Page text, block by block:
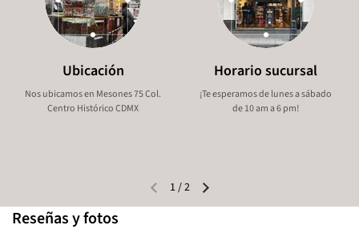
Ubicación
Nos ubicamos en Mesones 75 Col.
Centro Histórico CDMX
Horario sucursal
¡Te esperamos de lunes a sábado
de 10 am a 6 pm!
1/2
Reseñas y fotos